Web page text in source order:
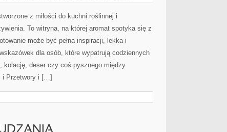
z miłości do kuchni roślinnej i
To witryna, na której aromat spotyka się z
może być pełna inspiracji, lekka i
dla osób, które wypatrują codziennych
kolację, deser czy coś pysznego między
i Przetwory i […]